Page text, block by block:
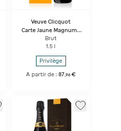
Veuve Clicquot
Carte Jaune Magnum -
Bouteille Sous coffret
Brut
1.5 l
Privilège
A partir de :87 ,96 €